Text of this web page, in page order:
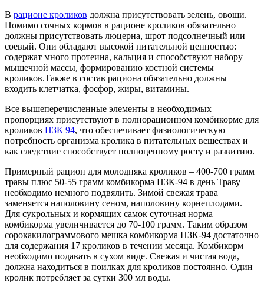
В рационе кроликов должна присутствовать зелень, овощи.
Помимо сочных кормов в рационе кроликов обязательно
должны присутствовать люцерна, шрот подсолнечный или
соевый. Они обладают высокой питательной ценностью:
содержат много протеина, кальция и способствуют набору
мышечной массы, формированию костной системы
кроликов.Также в состав рациона обязательно должны
входить клетчатка, фосфор, жиры, витамины.
Все вышеперечисленные элементы в необходимых
пропорциях присутствуют в полнорационном комбикорме для
кроликов ПЗК 94, что обеспечивает физиологическую
потребность организма кролика в питательных веществах и
как следствие способствует полноценному росту и развитию.
Примерный рацион для молодняка кроликов – 400-700 грамм
травы плюс 50-55 грамм комбикорма ПЗК-94 в день Траву
необходимо немного подвялить. Зимой свежая трава
заменяется наполовину сеном, наполовину корнеплодами.
Для сукрольных и кормящих самок суточная норма
комбикорма увеличивается до 70-100 грамм. Таким образом
сорокакилограммового мешка комбикорма ПЗК-94 достаточно
для содержания 17 кроликов в течении месяца. Комбикорм
необходимо подавать в сухом виде. Свежая и чистая вода,
должна находиться в поилках для кроликов постоянно. Один
кролик потребляет за сутки 300 мл воды.